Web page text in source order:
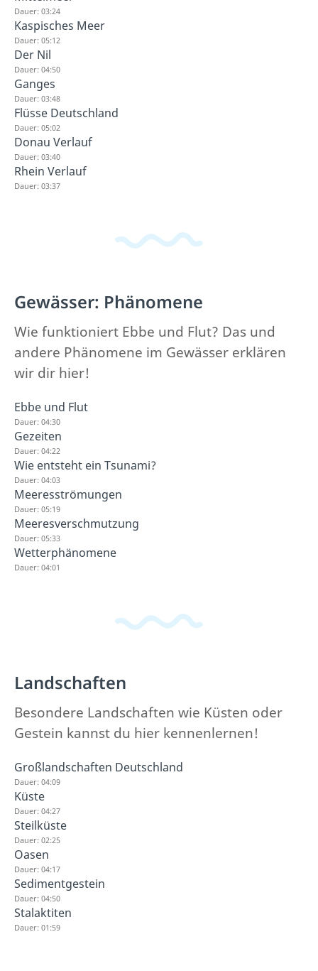
Dauer: 03:24
Kaspisches Meer
Dauer: 05:12
Der Nil
Dauer: 04:50
Ganges
Dauer: 03:48
Flüsse Deutschland
Dauer: 05:02
Donau Verlauf
Dauer: 03:40
Rhein Verlauf
Dauer: 03:37
Gewässer: Phänomene
Wie funktioniert Ebbe und Flut? Das und
andere Phänomene im Gewässer erklären
wir dir hier!
Ebbe und Flut
Dauer: 04:30
Gezeiten
Dauer: 04:22
Wie entsteht ein Tsunami?
Dauer: 04:03
Meeresströmungen
Dauer: 05:19
Meeresverschmutzung
Dauer: 05:33
Wetterphänomene
Dauer: 04:01
Landschaften
Besondere Landschaften wie Küsten oder
Gestein kannst du hier kennenlernen!
Großlandschaften Deutschland
Dauer: 04:09
Küste
Dauer: 04:27
Steilküste
Dauer: 02:25
Oasen
Dauer: 04:17
Sedimentgestein
Dauer: 04:50
Stalaktiten
Dauer: 01:59